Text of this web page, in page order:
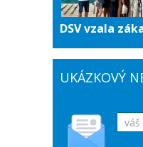
DSV vzala
UKÁZKOVÝ